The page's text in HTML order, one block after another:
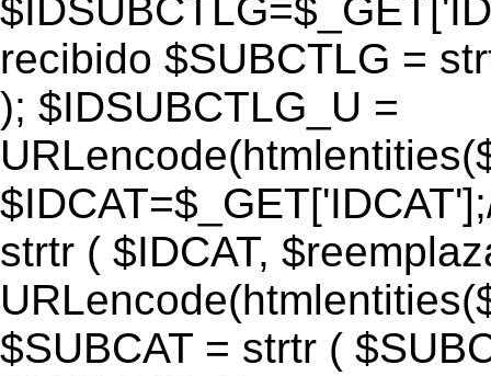
recibido $SUBCTLG =
); $IDSUBCTLG_U =
strtr ( $IDCAT,
$SUBCAT = strtr (